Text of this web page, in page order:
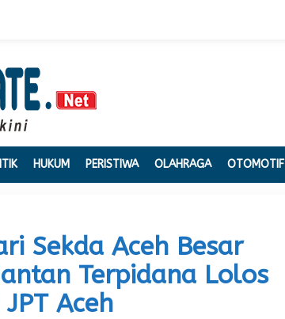
HUKUM PERISTIWA OLAHRAGA OTOMOTIF
Sekda Aceh Besar
Terpidana Lolos
Aceh